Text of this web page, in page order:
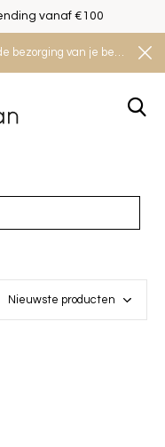
Let op! Tussen 29 juli en 8 augustus kan de bezorging van je bestelling iets langer duren. Houd rekening met een levertijd van 2 tot 4 werkdagen.
vanaf €100